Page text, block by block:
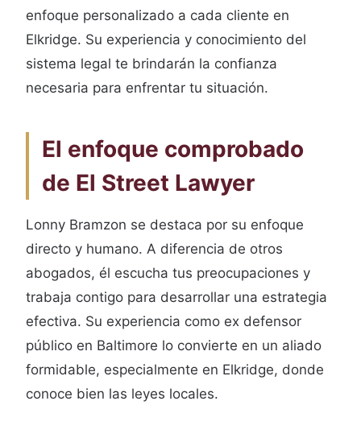
enfoque personalizado a cada cliente en
Elkridge. Su experiencia y conocimiento del
sistema legal te brindarán la confianza
necesaria para enfrentar tu situación.
El enfoque comprobado
de El Street Lawyer
Lonny Bramzon se destaca por su enfoque
directo y humano. A diferencia de otros
abogados, él escucha tus preocupaciones y
trabaja contigo para desarrollar una estrategia
efectiva. Su experiencia como ex defensor
público en Baltimore lo convierte en un aliado
formidable, especialmente en Elkridge, donde
conoce bien las leyes locales.